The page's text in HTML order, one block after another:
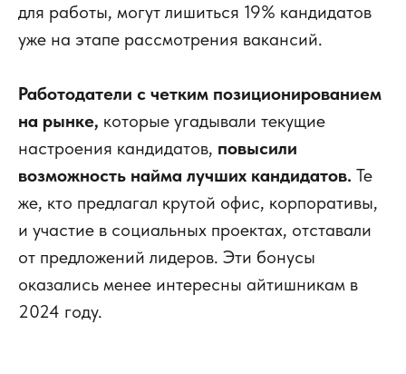
для работы, могут лишиться 19% кандидатов
уже на этапе рассмотрения вакансий.
Работодатели с четким позиционированием
на рынке, которые угадывали текущие
настроения кандидатов, повысили
возможность найма лучших кандидатов. Те
же, кто предлагал крутой офис, корпоративы,
и участие в социальных проектах, отставали
от предложений лидеров. Эти бонусы
оказались менее интересны айтишникам в
2024 году.